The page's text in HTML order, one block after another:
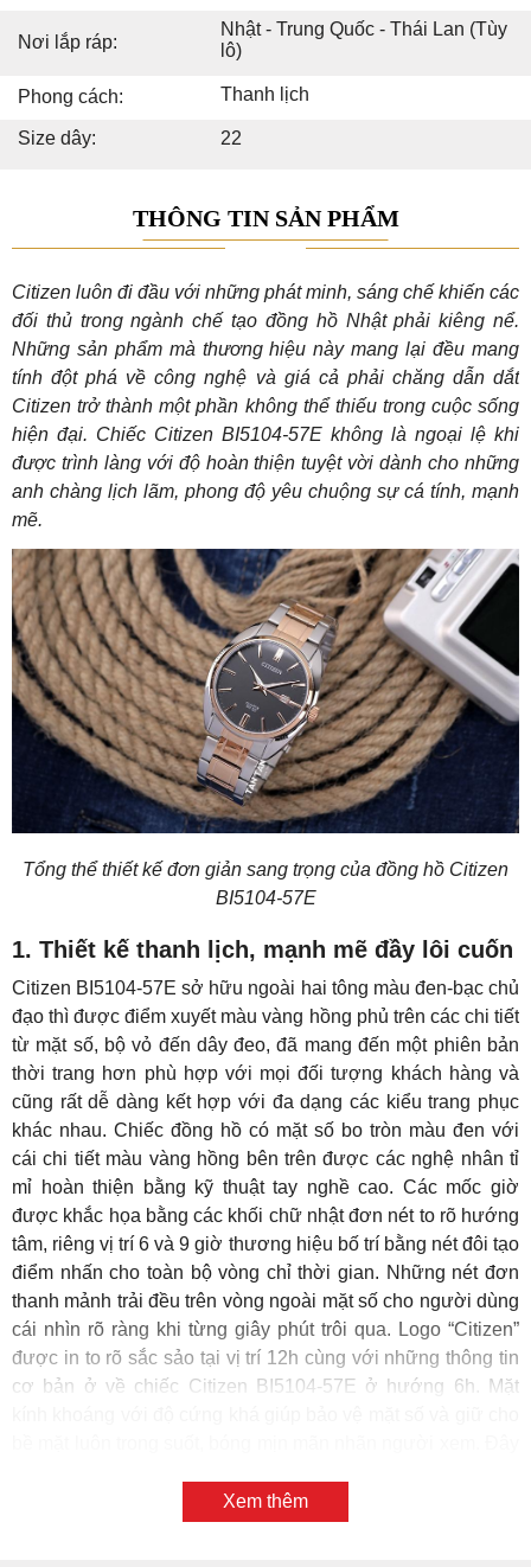
Nơi lắp ráp:
Nhật - Trung Quốc - Thái Lan (Tùy
lô)
Phong cách: Thanh lịch
Size dây: 22
THÔNG TIN SẢN PHẨM
Citizen luôn đi đầu với những phát minh, sáng chế khiến các
đối thủ trong ngành chế tạo đồng hồ Nhật phải kiêng nể.
Những sản phẩm mà thương hiệu này mang lại đều mang
tính đột phá về công nghệ và giá cả phải chăng dẫn dắt
Citizen trở thành một phần không thể thiếu trong cuộc sống
hiện đại. Chiếc Citizen BI5104-57E không là ngoại lệ khi
được trình làng với độ hoàn thiện tuyệt vời dành cho những
anh chàng lịch lãm, phong độ yêu chuộng sự cá tính, mạnh
mẽ.
Tổng thể thiết kế đơn giản sang trọng của đồng hồ Citizen
BI5104-57E
1. Thiết kế thanh lịch, mạnh mẽ đầy lôi cuốn
Citizen BI5104-57E sở hữu ngoài hai tông màu đen-bạc chủ
đạo thì được điểm xuyết màu vàng hồng phủ trên các chi tiết
từ mặt số, bộ vỏ đến dây đeo, đã mang đến một phiên bản
thời trang hơn phù hợp với mọi đối tượng khách hàng và
cũng rất dễ dàng kết hợp với đa dạng các kiểu trang phục
khác nhau. Chiếc đồng hồ có mặt số bo tròn màu đen với
cái chi tiết màu vàng hồng bên trên được các nghệ nhân tỉ
mỉ hoàn thiện bằng kỹ thuật tay nghề cao. Các mốc giờ
được khắc họa bằng các khối chữ nhật đơn nét to rõ hướng
tâm, riêng vị trí 6 và 9 giờ thương hiệu bố trí bằng nét đôi tạo
điểm nhấn cho toàn bộ vòng chỉ thời gian. Những nét đơn
thanh mảnh trải đều trên vòng ngoài mặt số cho người dùng
cái nhìn rõ ràng khi từng giây phút trôi qua. Logo “Citizen”
được in to rõ sắc sảo tại vị trí 12h cùng với những thông tin
cơ bản ở về chiếc Citizen BI5104-57E ở hướng 6h. Mặt
trầy xước nhẹ sau một thời gian sử dụng.
Xem thêm